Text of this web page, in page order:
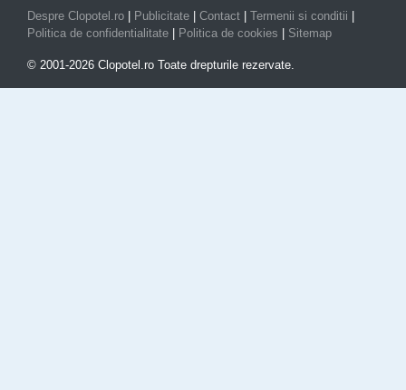
Despre Clopotel.ro Publicitate Contact Termenii si conditii
Politica de confidentialitate
Politica de cookies Sitemap
© 2001-2026 Clopotel.ro Toate drepturile rezervate.